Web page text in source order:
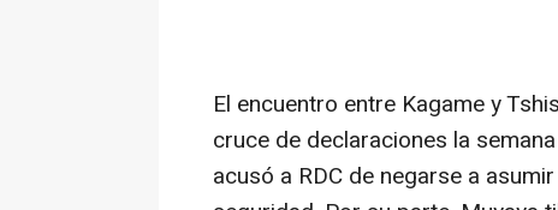
El encuentro entre Kagame y
cruce de declaraciones la
acusó a RDC de negarse a